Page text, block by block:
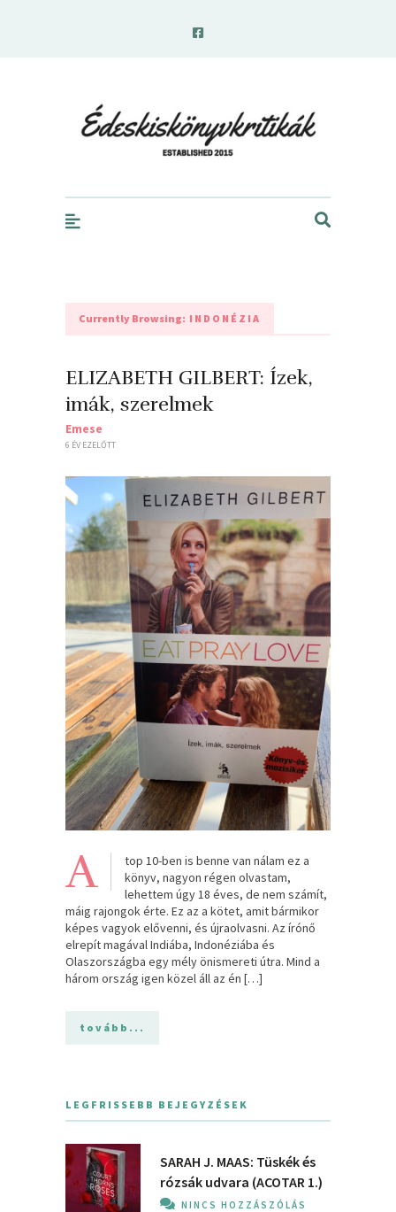
Currently Browsing: INDONÉZIA
ELIZABETH GILBERT: Ízek,
imák, szerelmek
Emese
6 ÉV EZELŐTT
A
top 10-ben is benne van nálam ez a
könyv, nagyon régen olvastam,
lehettem úgy 18 éves, de nem számít,
máig rajongok érte. Ez az a kötet, amit bármikor
képes vagyok elővenni, és újraolvasni. Az írónő
elrepít magával Indiába, Indonéziába és
Olaszországba egy mély önismereti útra. Mind a
három ország igen közel áll az én […]
tovább...
LEGFRISSEBB BEJEGYZÉSEK
SARAH J. MAAS: Tüskék és
rózsák udvara (ACOTAR 1.)
NINCS HOZZÁSZÓLÁS